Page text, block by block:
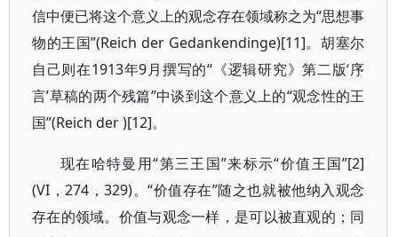
信中便已将这个意义上的观念存在领域称之为“思想事
物的王国”(Reich der Gedankendinge)[11]。胡塞尔
自己则在1913年9月撰写的“《逻辑研究》第二版‘序
言’草稿的两个残篇”中谈到这个意义上的“观念性的王
国”(Reich der )[12]。
现在哈特曼用“第三王国”来标示“价值王国”[2]
(VI，274，329)。“价值存在”随之也就被他纳入观念
存在的领域。价值与观念一样，是可以被直观的；同